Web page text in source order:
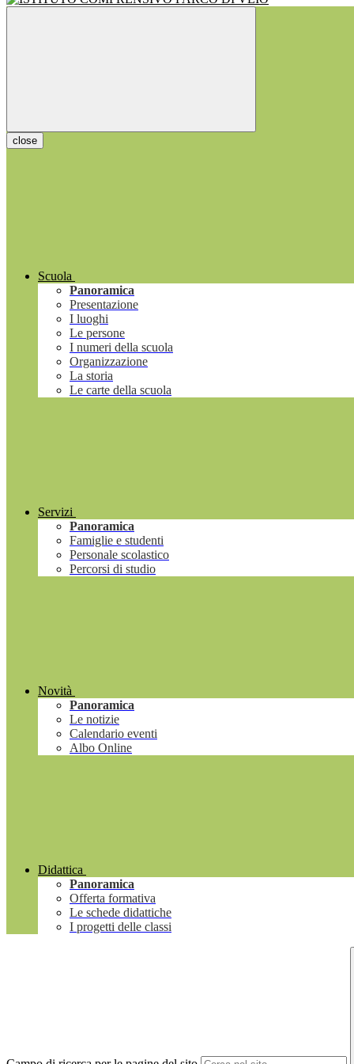
close
Scuola
Panoramica
Presentazione
I luoghi
Le persone
I numeri della scuola
Organizzazione
La storia
Le carte della scuola
Servizi
Panoramica
Famiglie e studenti
Personale scolastico
Percorsi di studio
Novità
Panoramica
Le notizie
Calendario eventi
Albo Online
Didattica
Panoramica
Offerta formativa
Le schede didattiche
I progetti delle classi